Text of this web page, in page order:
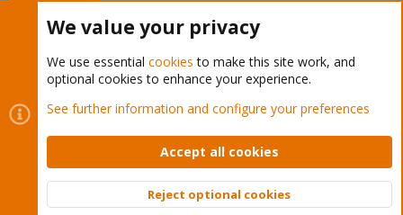
Cookies
Proxmox Support Forum - Light Mode
Contact us
Terms and rules Privacy policy Help Home
Community platform by XenForo © 2010-2026 XenForo Ltd.
Top
We value your privacy
We use essential cookies to make this site work, and
optional cookies to enhance your experience.
See further information and configure your preferences
Accept all cookies
Reject optional cookies